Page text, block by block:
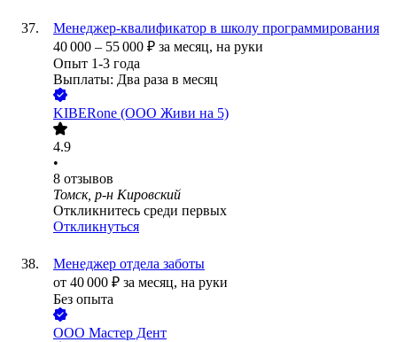
Менеджер-квалификатор в школу программирования
40 000 – 55 000 ₽ за месяц, на руки
Опыт 1-3 года
Выплаты: Два раза в месяц
KIBERone (ООО Живи на 5)
4.9
•
8 отзывов
Томск, р-н Кировский
Откликнитесь среди первых
Откликнуться
Менеджер отдела заботы
от 40 000 ₽ за месяц, на руки
Без опыта
ООО Мастер Дент